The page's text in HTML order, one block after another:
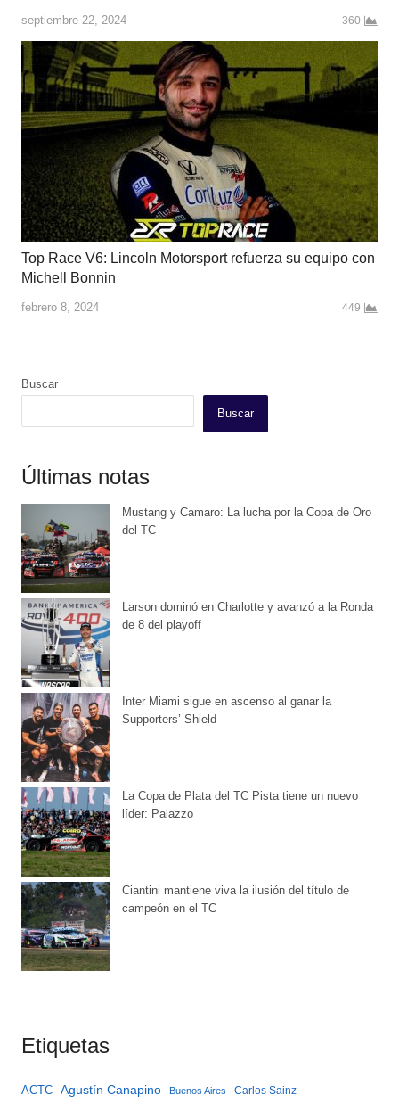
septiembre 22, 2024 360
Top Race V6: Lincoln Motorsport refuerza su equipo con
Michell Bonnin
febrero 8, 2024 449
Buscar
Buscar
Últimas notas
Mustang y Camaro: La lucha por la Copa de Oro
del TC
Larson dominó en Charlotte y avanzó a la Ronda
de 8 del playoff
Inter Miami sigue en ascenso al ganar la
Supporters’ Shield
La Copa de Plata del TC Pista tiene un nuevo
líder: Palazzo
Ciantini mantiene viva la ilusión del título de
campeón en el TC
Etiquetas
ACTC Agustín Canapino Buenos Aires Carlos Sainz